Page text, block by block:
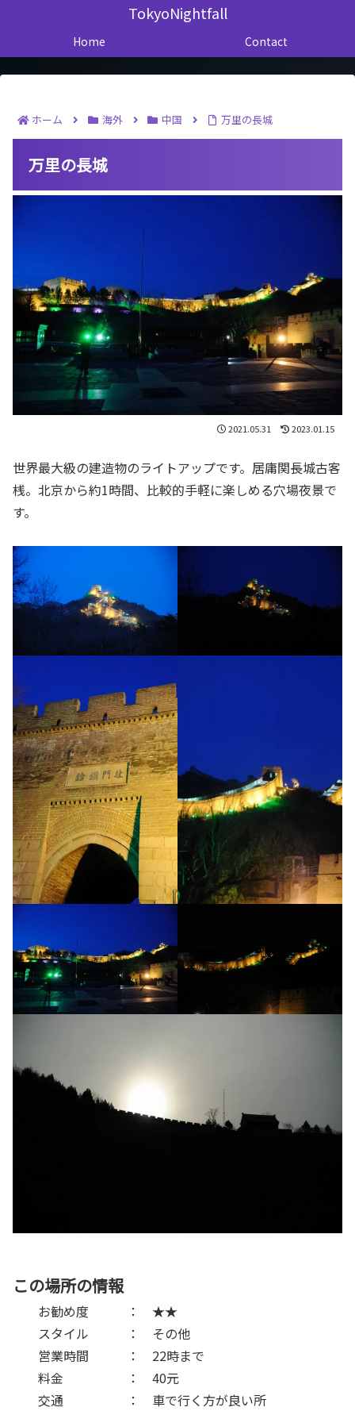
TokyoNightfall
Home Contact
ホーム 海外 中国 万里の長城
万里の長城
2021.05.31 2023.01.15
世界最大級の建造物のライトアップです。居庸関長城古客
桟。北京から約1時間、比較的手軽に楽しめる穴場夜景で
す。
この場所の情報
お勧め度 ： ★★
スタイル ： その他
営業時間 ： 22時まで
料金 ： 40元
交通 ： 車で行く方が良い所